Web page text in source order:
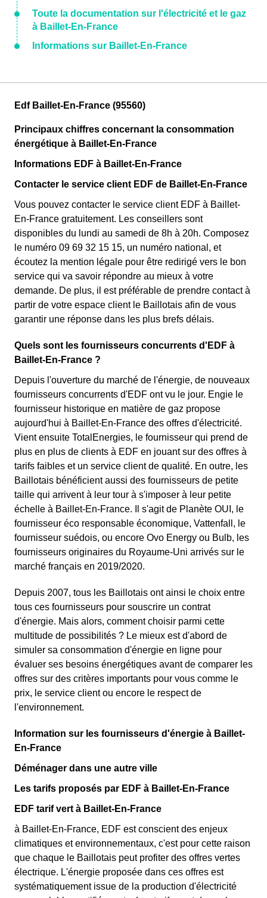
Toute la documentation sur l'électricité et le gaz
à Baillet-En-France
Informations sur Baillet-En-France
Edf Baillet-En-France (95560)
Principaux chiffres concernant la consommation
énergétique à Baillet-En-France
Informations EDF à Baillet-En-France
Contacter le service client EDF de Baillet-En-France
Vous pouvez contacter le service client EDF à Baillet-
En-France gratuitement. Les conseillers sont
disponibles du lundi au samedi de 8h à 20h. Composez
le numéro 09 69 32 15 15, un numéro national, et
écoutez la mention légale pour être redirigé vers le bon
service qui va savoir répondre au mieux à votre
demande. De plus, il est préférable de prendre contact à
partir de votre espace client le Baillotais afin de vous
garantir une réponse dans les plus brefs délais.
Quels sont les fournisseurs concurrents d'EDF à
Baillet-En-France ?
Depuis l'ouverture du marché de l'énergie, de nouveaux
fournisseurs concurrents d'EDF ont vu le jour. Engie le
fournisseur historique en matière de gaz propose
aujourd'hui à Baillet-En-France des offres d'électricité.
Vient ensuite TotalEnergies, le fournisseur qui prend de
plus en plus de clients à EDF en jouant sur des offres à
tarifs faibles et un service client de qualité. En outre, les
Baillotais bénéficient aussi des fournisseurs de petite
taille qui arrivent à leur tour à s'imposer à leur petite
échelle à Baillet-En-France. Il s'agit de Planète OUI, le
fournisseur éco responsable économique, Vattenfall, le
fournisseur suédois, ou encore Ovo Energy ou Bulb, les
fournisseurs originaires du Royaume-Uni arrivés sur le
marché français en 2019/2020.
Depuis 2007, tous les Baillotais ont ainsi le choix entre
tous ces fournisseurs pour souscrire un contrat
d'énergie. Mais alors, comment choisir parmi cette
multitude de possibilités ? Le mieux est d'abord de
simuler sa consommation d'énergie en ligne pour
évaluer ses besoins énergétiques avant de comparer les
offres sur des critères importants pour vous comme le
prix, le service client ou encore le respect de
l'environnement.
Information sur les fournisseurs d'énergie à Baillet-
En-France
Déménager dans une autre ville
Les tarifs proposés par EDF à Baillet-En-France
EDF tarif vert à Baillet-En-France
à Baillet-En-France, EDF est conscient des enjeux
climatiques et environnementaux, c'est pour cette raison
que chaque le Baillotais peut profiter des offres vertes
électrique. L'énergie proposée dans ces offres est
systématiquement issue de la production d'électricité